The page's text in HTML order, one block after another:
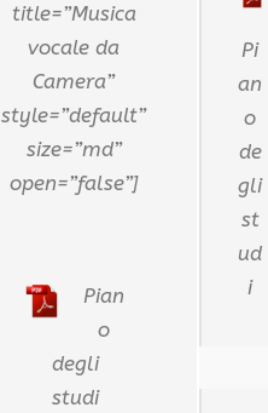
title=”Musica
vocale da
Camera”
style=”default”
size=”md”
open=”false”]
Pian
o
degli
studi
Pi
an
o
de
gli
st
ud
i